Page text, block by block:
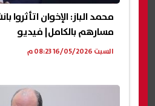
محمد الباز: الإخوان اتأثروا
مسارهم بالكامل| فيديو
السبت 16/05/2026 08:23 م